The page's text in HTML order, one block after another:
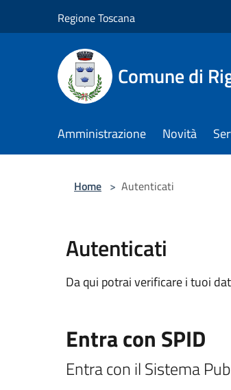
Regione Toscana
Comune di
Amministrazione Novità
Home > Autenticati
Autenticati
Da qui potrai verificare i tuoi
Entra con SPID
Entra con il Sistema